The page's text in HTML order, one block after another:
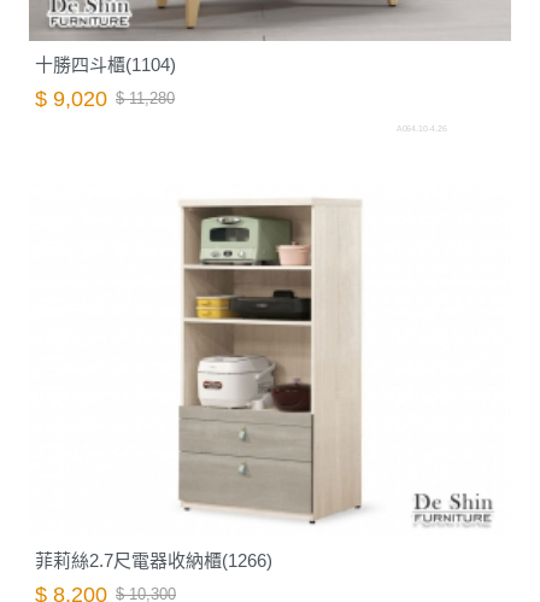
十勝四斗櫃(1104)
$ 9,020 $ 11,280
A064.10-4.26
菲莉絲2.7尺電器收納櫃(1266)
$ 8,200 $ 10,300